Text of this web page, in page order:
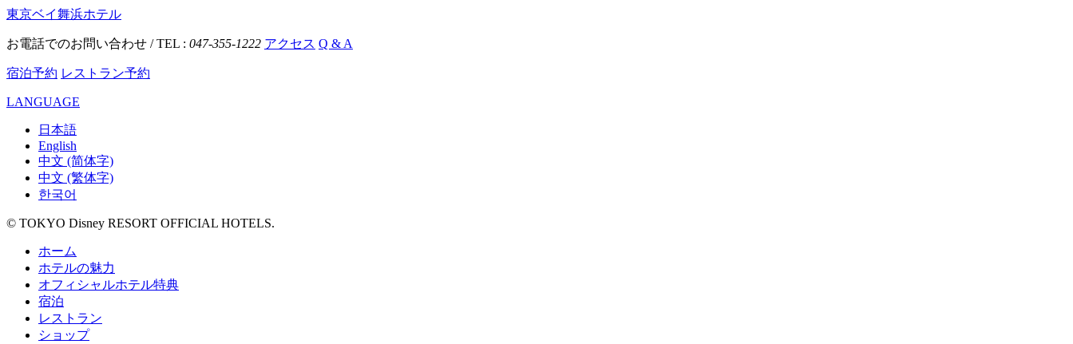
東京ベイ舞浜ホテル
お電話でのお問い合わせ / TEL : 047-355-1222 アクセス Q & A
宿泊予約 レストラン予約
LANGUAGE
日本語
English
中文 (简体字)
中文 (繁体字)
한국어
© TOKYO Disney RESORT OFFICIAL HOTELS.
ホーム
ホテルの魅力
オフィシャルホテル特典
宿泊
レストラン
ショップ